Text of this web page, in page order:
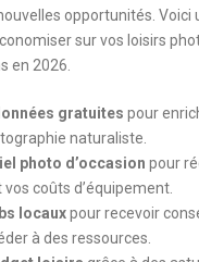
opportunités. Voici
sur vos loisirs
en 2026.
gratuites pour
naturaliste.
photo d’occasion pour
coûts d’équipement.
locauxpour recevoir
à des ressources.